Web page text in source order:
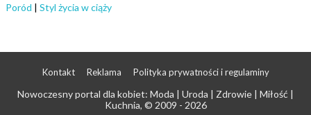
Poród
Styl życia w ciąży
Kontakt Reklama Polityka prywatności i regulaminy
Nowoczesny portal dla kobiet: Moda | Uroda | Zdrowie | Miłość |
Kuchnia, © 2009 - 2026